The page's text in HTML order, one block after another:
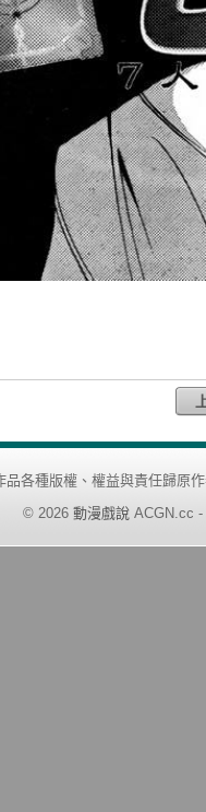
品各種版權、權益與責任歸原
© 2026 動漫戲說 ACGN.cc